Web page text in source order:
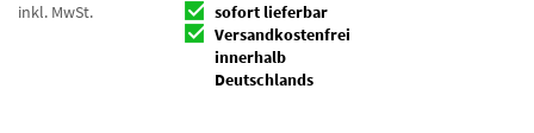
inkl. MwSt.
sofort lieferbar
Versandkostenfrei
innerhalb
Deutschlands